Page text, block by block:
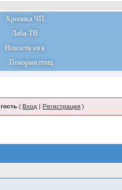
Хроника ЧП
Лаба-ТВ
Новости юга
птиц
(Вход |Регистрация )